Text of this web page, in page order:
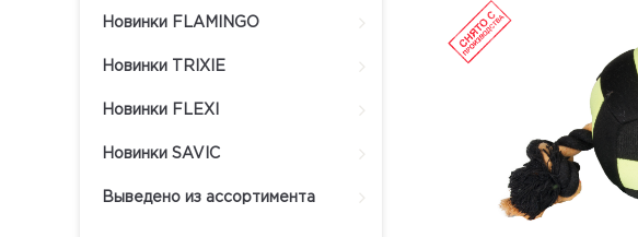
Новинки FLAMINGO
Новинки TRIXIE
Новинки FLEXI
Новинки SAVIC
Выведено из ассортимента